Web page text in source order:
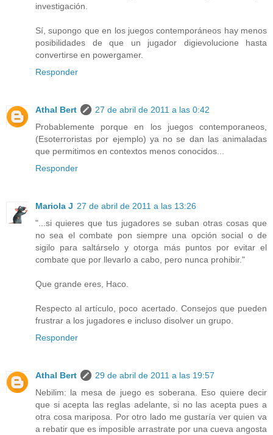
investigación.
Sí, supongo que en los juegos contemporáneos hay menos
posibilidades de que un jugador digievolucione hasta
convertirse en powergamer.
Responder
Athal Bert
27 de abril de 2011 a las 0:42
Probablemente porque en los juegos contemporaneos,
(Esoterroristas por ejemplo) ya no se dan las animaladas
que permitimos en contextos menos conocidos...
Responder
Mariola J 27 de abril de 2011 a las 13:26
"...si quieres que tus jugadores se suban otras cosas que
no sea el combate pon siempre una opción social o de
sigilo para saltárselo y otorga más puntos por evitar el
combate que por llevarlo a cabo, pero nunca prohibir."
Que grande eres, Haco.
Respecto al artículo, poco acertado. Consejos que pueden
frustrar a los jugadores e incluso disolver un grupo.
Responder
Athal Bert
29 de abril de 2011 a las 19:57
Nebilim: la mesa de juego es soberana. Eso quiere decir
que si acepta las reglas adelante, si no las acepta pues a
otra cosa mariposa. Por otro lado me gustaría ver quien va
a rebatir que es imposible arrastrate por una cueva angosta